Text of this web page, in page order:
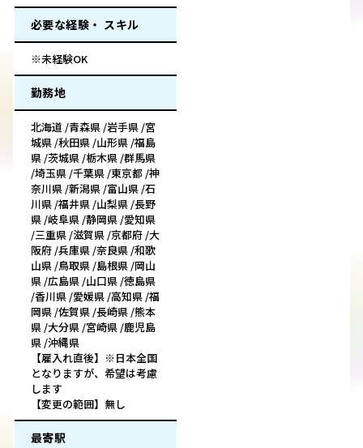
必要な経験・ スキル
※未経験OK
勤務地
北海道 /青森県 /岩手県 /宮
城県 /秋田県 /山形県 /福島
県 /茨城県 /栃木県 /群馬県
/埼玉県 /千葉県 /東京都 /神
奈川県 /新潟県 /富山県 /石
川県 /福井県 /山梨県 /長野
県 /岐阜県 /静岡県 /愛知県
/三重県 /滋賀県 /京都府 /大
阪府 /兵庫県 /奈良県 /和歌
山県 /鳥取県 /島根県 /岡山
県 /広島県 /山口県 /徳島県
/香川県 /愛媛県 /高知県 /福
岡県 /佐賀県 /長崎県 /熊本
県 /大分県 /宮崎県 /鹿児島
県 /沖縄県
【雇入れ直後】※日本全国
となりますが、希望は考慮
します
【変更の範囲】無し
最寄駅